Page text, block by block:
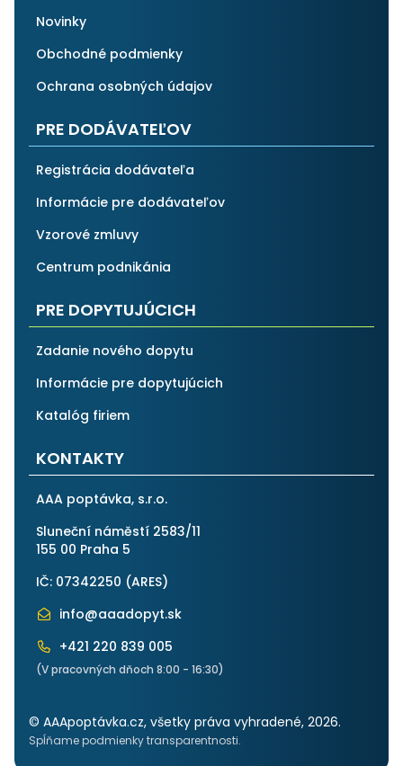
Novinky
Obchodné podmienky
Ochrana osobných údajov
PRE DODÁVATEĽOV
Registrácia dodávateľa
Informácie pre dodávateľov
Vzorové zmluvy
Centrum podnikánia
PRE DOPYTUJÚCICH
Zadanie nového dopytu
Informácie pre dopytujúcich
Katalóg firiem
KONTAKTY
AAA poptávka, s.r.o.
Sluneční náměstí 2583/11
155 00 Praha 5
IČ: 07342250 (ARES)
info@aaadopyt.sk
+421 220 839 005
(V pracovných dňoch 8:00 - 16:30)
© AAApoptávka.cz, všetky práva vyhradené, 2026.
Spĺňame podmienky transparentnosti.